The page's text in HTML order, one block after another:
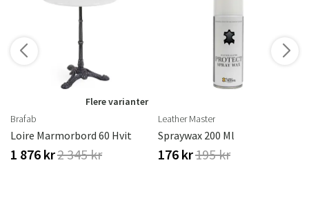
Flere varianter
Brafab
Loire Marmorbord 60 Hvit
1 876 kr2 345 kr
Leather Master
Spraywax 200 Ml
176 kr195 kr